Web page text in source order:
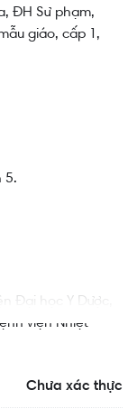
ĐH Sư phạm,
giáo, cấp 1,
5.
Đại học Y Dược,
viện Nhiệt
Chưa xác thực